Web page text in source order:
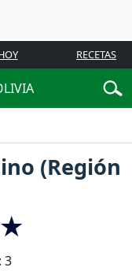
RECETAS
(Región
3